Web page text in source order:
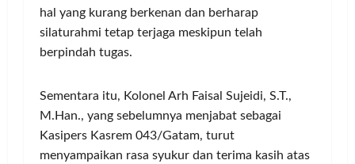
hal yang kurang berkenan dan berharap
silaturahmi tetap terjaga meskipun telah
berpindah tugas.
Sementara itu, Kolonel Arh Faisal Sujeidi, S.T.,
M.Han., yang sebelumnya menjabat sebagai
Kasipers Kasrem 043/Gatam, turut
menyampaikan rasa syukur dan terima kasih atas